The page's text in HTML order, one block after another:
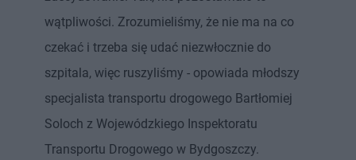
wątpliwości. Zrozumieliśmy, że nie ma na co
czekać i trzeba się udać niezwłocznie do
szpitala, więc ruszyliśmy - opowiada młodszy
specjalista transportu drogowego Bartłomiej
Soloch z Wojewódzkiego Inspektoratu
Transportu Drogowego w Bydgoszczy.